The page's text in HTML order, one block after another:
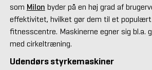
som Milon byder på en høj grad af
effektivitet, hvilket gør dem til et
fitnesscentre. Maskinerne egner sig bl.a.
med cirkeltræning.
Udendørs styrkemaskiner